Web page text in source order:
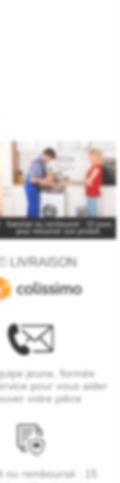
Satisfait ou remboursé : 15 jours
pour retourner son produit.
LIVRAISON
jeune, formée
pour vous aider
votre pièce
ou remboursé : 15